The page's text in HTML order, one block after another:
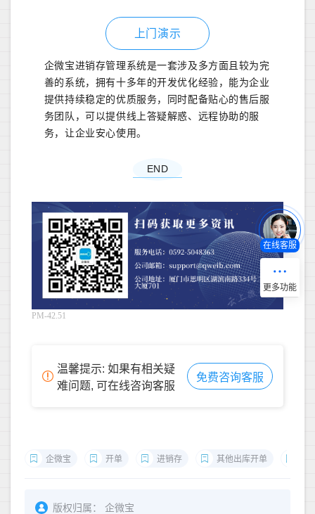
上门演示
企微宝进销存管理系统是一套涉及多方面且较为完
善的系统，拥有十多年的开发优化经验，能为企业
提供持续稳定的优质服务，同时配备贴心的售后服
务团队，可以提供线上答疑解惑、远程协助的服
务，让企业安心使用。
END
PM-42.51
温馨提示: 如果有相关疑
难问题, 可在线咨询客服
免费咨询客服
企微宝 开单 进销存 其他出库开单
版权归属：
企微宝
在线客服